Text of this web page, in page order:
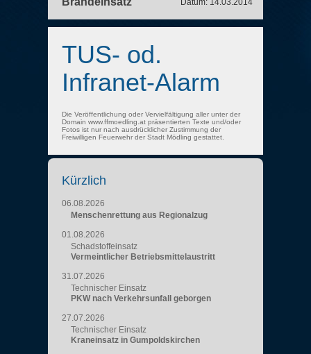
Datum: 14.03.2014
TUS- od.
Infranet-Alarm
Die Veröffentlichung oder Vervielfältigung aller unter der
Domain www.ffmoedling.at präsentierten Texte und/oder
Fotos ist nur nach ausdrücklicher Zustimmung der
Freiwilligen Feuerwehr der Stadt Mödling gestattet.
Kürzlich
06.08.2026
Menschenrettung aus Regionalzug
01.08.2026
Schadstoffeinsatz
Vermeintlicher Betriebsmittelaustritt
31.07.2026
Technischer Einsatz
PKW nach Verkehrsunfall geborgen
27.07.2026
Technischer Einsatz
Kraneinsatz in Gumpoldskirchen